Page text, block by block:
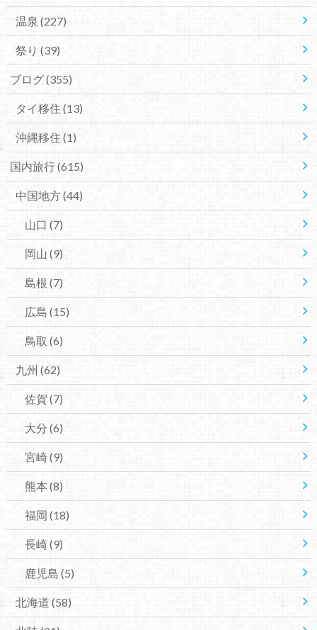
温泉 (227)
祭り (39)
ブログ(355)
タイ移住 (13)
沖縄移住 (1)
国内旅行(615)
中国地方(44)
山口 (7)
岡山 (9)
島根 (7)
広島 (15)
鳥取 (6)
九州 (62)
佐賀 (7)
大分 (6)
宮崎(9)
熊本 (8)
福岡 (18)
長崎(9)
鹿児島 (5)
北海道 (58)